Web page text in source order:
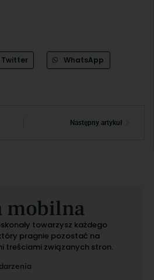
Twitter WhatsApp
Następny artykuł
mobilna
towarzysz każdego
pragnie pozostać na
treściami związanych stron.